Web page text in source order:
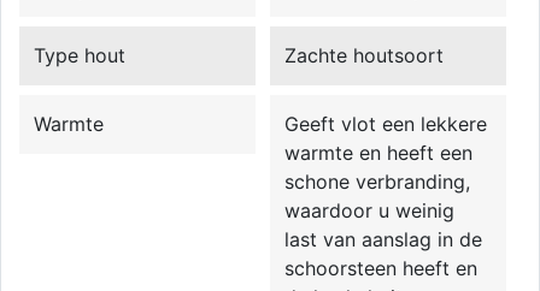
Type hout Zachte houtsoort
Warmte
Geeft vlot een lekkere
warmte en heeft een
schone verbranding,
waardoor u weinig
last van aanslag in de
schoorsteen heeft en